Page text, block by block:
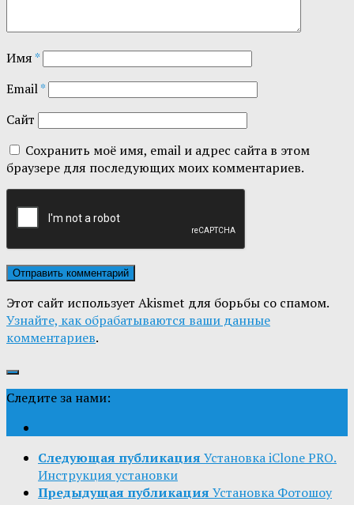
Имя*
Email*
Сайт
Сохранить моё имя, email и адрес сайта в этом
браузере для последующих моих комментариев.
Этот сайт использует Akismet для борьбы со спамом.
Узнайте, как обрабатываются ваши данные
комментариев.
Следите за нами:
Следующая публикация Установка iClone PRO.
Инструкция установки
Предыдущая публикация Установка Фотошоу